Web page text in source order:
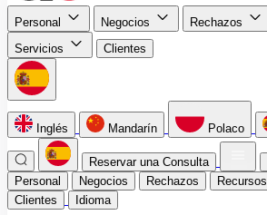
Personal Negocios Rechazos
Servicios
Clientes
Inglés Mandarín Polaco
Reservar una Consulta
Personal
Negocios Rechazos Recursos
Clientes
Idioma